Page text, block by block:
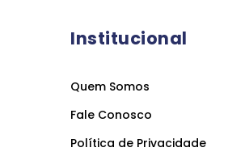
Institucional
Quem Somos
Fale Conosco
Política de Privacidade